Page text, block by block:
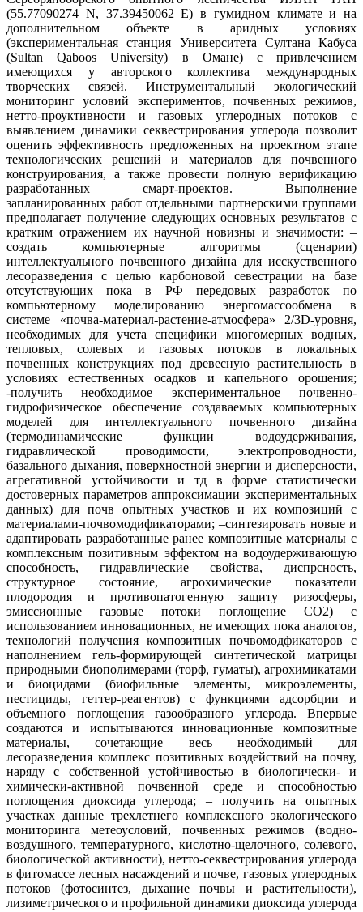
(55.77090274 N, 37.39450062 E) в гумидном климате и на
дополнительном объекте в аридных условиях
(экспериментальная станция Университета Султана Кабуса
(Sultan Qaboos University) в Омане) с привлечением
имеющихся у авторского коллектива международных
творческих связей. Инструментальный экологический
мониторинг условий экспериментов, почвенных режимов,
нетто-проуктивности и газовых углеродных потоков с
выявлением динамики секвестрирования углерода позволит
оценить эффективность предложенных на проектном этапе
технологических решений и материалов для почвенного
конструирования, а также провести полную верификацию
разработанных смарт-проектов. Выполнение
запланированных работ отдельными партнерскими группами
предполагает получение следующих основных результатов с
кратким отражением их научной новизны и значимости: –
создать компьютерные алгоритмы (сценарии)
интеллектуального почвенного дизайна для исскуственного
лесоразведения с целью карбоновой севестрации на базе
отсутствующих пока в РФ передовых разработок по
компьютерному моделированию энергомассообмена в
системе «почва-материал-растение-атмосфера» 2/3D-уровня,
необходимых для учета специфики многомерных водных,
тепловых, солевых и газовых потоков в локальных
почвенных конструкциях под древесную растительность в
условиях естественных осадков и капельного орошения;
-получить необходимое экспериментальное почвенно-
гидрофизическое обеспечение создаваемых компьютерных
моделей для интеллектуального почвенного дизайна
(термодинамические функции водоудерживания,
гидравлической проводимости, электропроводности,
базального дыхания, поверхностной энергии и дисперсности,
агрегативной устойчивости и тд в форме статистически
достоверных параметров аппроксимации экспериментальных
данных) для почв опытных участков и их композиций с
материалами-почвомодификаторами; –синтезировать новые и
адаптировать разработанные ранее композитные материалы с
комплексным позитивным эффектом на водоудерживающую
способность, гидравлические свойства, диспрсность,
структурное состояние, агрохимические показатели
плодородия и противопатогенную защиту ризосферы,
эмиссионные газовые потоки поглощение СО2) с
использованием инновационных, не имеющих пока аналогов,
технологий получения композитных почвомодфикаторов с
наполнением гель-формирующей синтетической матрицы
природными биополимерами (торф, гуматы), агрохимикатами
и биоцидами (биофильные элементы, микроэлементы,
пестициды, геттер-реагентов) с функциями адсорбции и
объемного поглощения газообразного углерода. Впервые
создаются и испытываются инновационные композитные
материалы, сочетающие весь необходимый для
лесоразведения комплекс позитивных воздействий на почву,
наряду с собственной устойчивостью в биологически- и
химически-активной почвенной среде и способностью
поглощения диоксида углерода; – получить на опытных
участках данные трехлетнего комплексного экологического
мониторинга метеоусловий, почвенных режимов (водно-
воздушного, температурного, кислотно-щелочного, солевого,
биологической активности), нетто-секвестрирования углерода
в фитомассе лесных насаждений и почве, газовых углеродных
потоков (фотосинтез, дыхание почвы и растительности),
лизиметрического и профильной динамики диоксида углерода